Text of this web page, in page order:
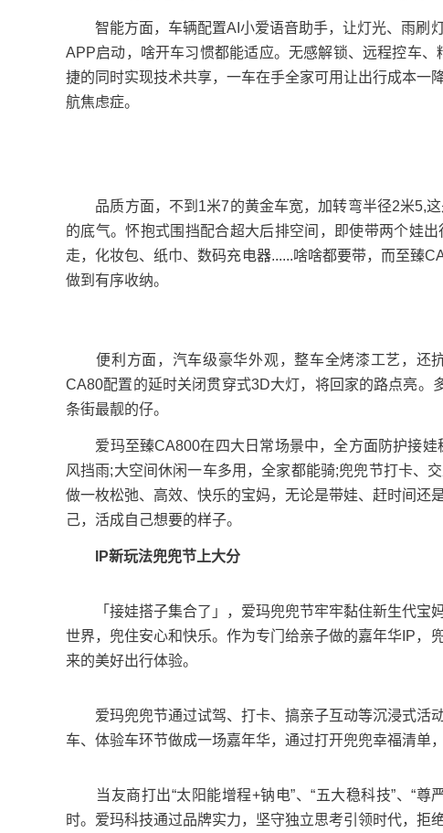
智能方面，车辆配置AI小爱语音助手，让灯光、雨刷
APP启动，啥开车习惯都能适应。无感解锁、远程控车
捷的同时实现技术共享，一车在手全家可用让出行成本一
航焦虑症。
品质方面，不到1米7的黄金车宽，加转弯半径2米5,这
的底气。怀抱式围挡配合超大后排空间，即使带两个娃
走，化妆包、纸巾、数码充电器......啥啥都要带，而至臻
做到有序收纳。
便利方面，汽车级豪华外观，整车全烤漆工艺，还
CA80配置的延时关闭贯穿式3D大灯，将回家的路点亮。
条街最靓的仔。
爱玛至臻CA800在四大日常场景中，全方面防护接娃
风挡雨;大空间休闲一车多用，全家都能骑;兜兜节打卡、
做一枚松弛、高效、快乐的宝妈，无论是带娃、赶时间还
己，活成自己想要的样子。
IP新玩法兜兜节上大分
「接娃搭子集合了」，爱玛兜兜节牢牢黏住新生代宝
世界，兜住安心和快乐。作为专门给亲子做的嘉年华IP，
来的美好出行体验。
爱玛兜兜节通过试驾、打卡、搞亲子互动等沉浸式活
车、体验车环节做成一场嘉年华，通过打开兜兜幸福清单
当友商打出“太阳能增程+钠电”、“五大稳科技”、“尊
时。爱玛科技通过品牌实力，坚守独立思考引领时代，拒